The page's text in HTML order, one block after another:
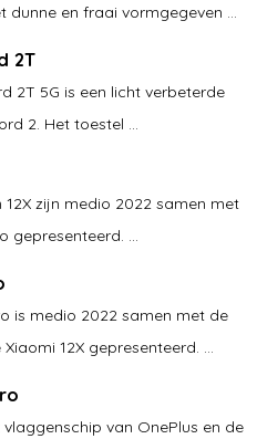
dunne en fraai vormgegeven ...
2T
2T 5G is een licht verbeterde
2. Het toestel ...
12X zijn medio 2022 samen met
gepresenteerd. ...
is medio 2022 samen met de
12X gepresenteerd. ...
vlaggenschip van OnePlus en de